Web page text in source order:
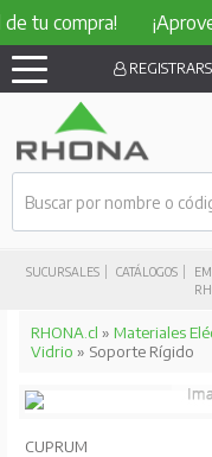
¡Aprovecha
SUCURSALES CATÁLOGOS
RHONA.cl » Materiales
Vidrio » Soporte Rígido
CUPRUM